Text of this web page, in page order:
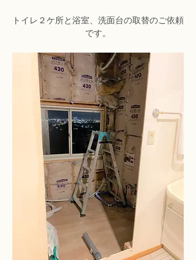
トイレ２ケ所と浴室、洗面台の取替のご依頼
です。